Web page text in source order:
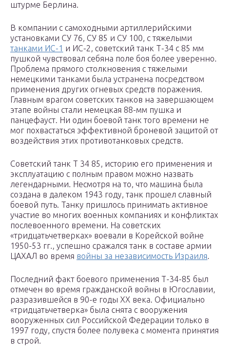
штурме Берлина.
В компании с самоходными артиллерийскими
установками СУ 76, СУ 85 и СУ 100, с тяжелыми
танками ИС-1 и ИС-2, советский танк Т-34 с 85 мм
пушкой чувствовал себяна поле боя более уверенно.
Проблема прямого столкновения с тяжелыми
немецкими танками была устранена посредством
применения других огневых средств поражения.
Главным врагом советских танков на завершающем
этапе войны стали немецкая 88-мм пушка и
панцефауст. Ни один боевой танк того времени не
мог похвастаться эффективной броневой защитой от
воздействия этих противотанковых средств.
Советский танк Т 34 85, историю его применения и
эксплуатацию с полным правом можно назвать
легендарными. Несмотря на то, что машина была
создана в далеком 1943 году, танк прошел славный
боевой путь. Танку пришлось принимать активное
участие во многих военных компаниях и конфликтах
послевоенного времени. На советских
«тридцатьчетверках» воевали в Корейской войне
1950-53 гг., успешно сражался танк в составе армии
ЦАХАЛ во время войны за независимость Израиля.
Последний факт боевого применения Т-34-85 был
отмечен во время гражданской войны в Югославии,
разразившейся в 90-е годы XX века. Официально
«тридцатьчетверка» была снята с вооружения
вооруженных сил Российской Федерации только в
1997 году, спустя более полувека с момента принятия
в строй.